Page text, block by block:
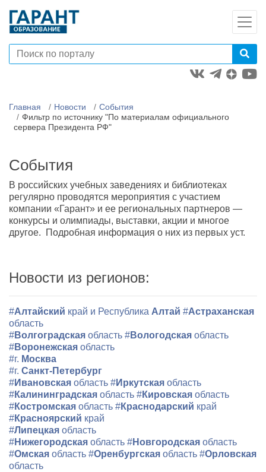
Главная Новости
События
Фильтр по источнику "По материалам официального
сервера Президента РФ"
События
В российских учебных заведениях и библиотеках
регулярно проводятся мероприятия с участием
компании «Гарант» и ее региональных партнеров —
конкурсы и олимпиады, выставки, акции и многое
другое. Подробная информация о них из первых уст.
Новости из регионов:
#Алтайский край и Республика Алтай #Астраханская
область
#Волгоградская область #Вологодская область
#Воронежская область
#г. Москва
#г. Санкт-Петербург
#Ивановская область #Иркутская область
#Калининградская область #Кировская область
#Костромская область #Краснодарский край
#Красноярский край
#Липецкая область
#Нижегородская область #Новгородская область
#Омская область #Оренбургская область #Орловская
область